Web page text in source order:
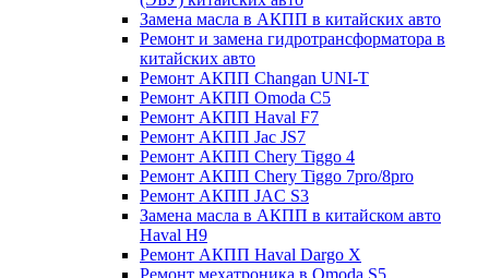
Замена масла в АКПП в китайских авто
Ремонт и замена гидротрансформатора в
китайских авто
Ремонт АКПП Changan UNI-T
Ремонт АКПП Omoda C5
Ремонт АКПП Haval F7
Ремонт АКПП Jac JS7
Ремонт АКПП Chery Tiggo 4
Ремонт АКПП Chery Tiggo 7pro/8pro
Ремонт АКПП JAC S3
Замена масла в АКПП в китайском авто
Haval H9
Ремонт АКПП Haval Dargo X
Ремонт мехатроника в Omoda S5